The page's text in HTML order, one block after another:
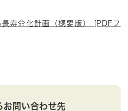
寿命化計画（概要版） [PDFフ
お問い合わせ先